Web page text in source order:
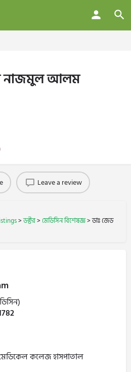
নাজমুল আলম
Leave a review
>ডক্টর>মেডিসিন বিশেষজ্ঞ>ডাঃ জেড
কলেজ হাসপাতাল